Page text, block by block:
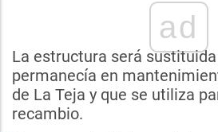
ad
La estructura será
permanecía en
de La Teja y que se utiliza
recambio.